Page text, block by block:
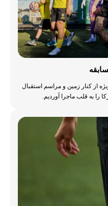
کنار زمین و مراسم استقبال
به قلب ماجرا آوردیم.